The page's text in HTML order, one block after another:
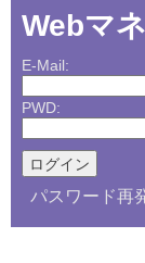
Webマ
E-Mail:
PWD:
パスワード再